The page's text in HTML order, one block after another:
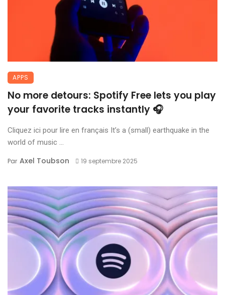
APPS
No more detours: Spotify Free lets you play
your favorite tracks instantly 🎧
Cliquez ici pour lire en français It’s a (small) earthquake in the
world of music ...
Par Axel Toubson 19 septembre 2025